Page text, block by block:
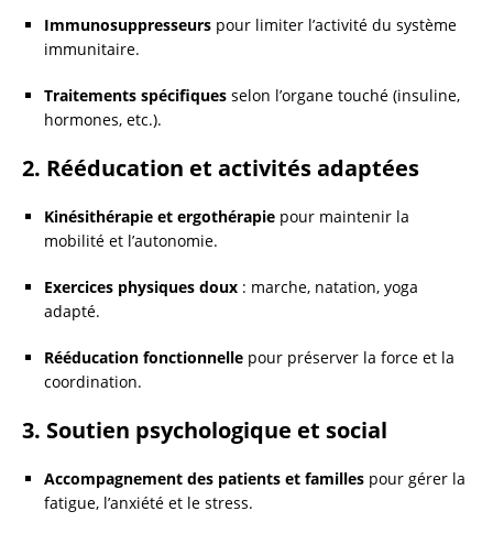
Immunosuppresseurs pour limiter l’activité du système
immunitaire.
Traitements spécifiques selon l’organe touché (insuline,
hormones, etc.).
2. Rééducation et activités adaptées
Kinésithérapie et ergothérapie pour maintenir la
mobilité et l’autonomie.
Exercices physiques doux : marche, natation, yoga
adapté.
Rééducation fonctionnelle pour préserver la force et la
coordination.
3. Soutien psychologique et social
Accompagnement des patients et familles pour gérer la
fatigue, l’anxiété et le stress.